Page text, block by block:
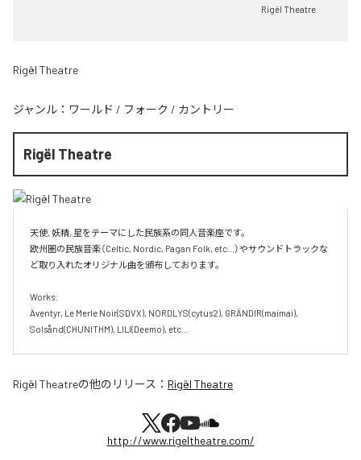
Rigël Theatre
Rigël Theatre
ジャンル： ワールド / フォーク / カントリー
Rigël Theatre
天使, 妖精, 星をテーマにした民族系の同人音楽座です。
欧州圏の民族音楽（Celtic, Nordic, Pagan Folk, etc...）やサウンドトラックな
ど取り入れたオリジナル曲を頒布しております。
Works:
Äventyr, Le Merle Noir(SDVX), NORDLYS(cytus2), GRÄNDIR(maimai),
Solsånd(CHUNITHM), LILI(Deemo), etc...
Rigël Theatreの他のリリース： Rigël Theatre
http://www.rigeltheatre.com/